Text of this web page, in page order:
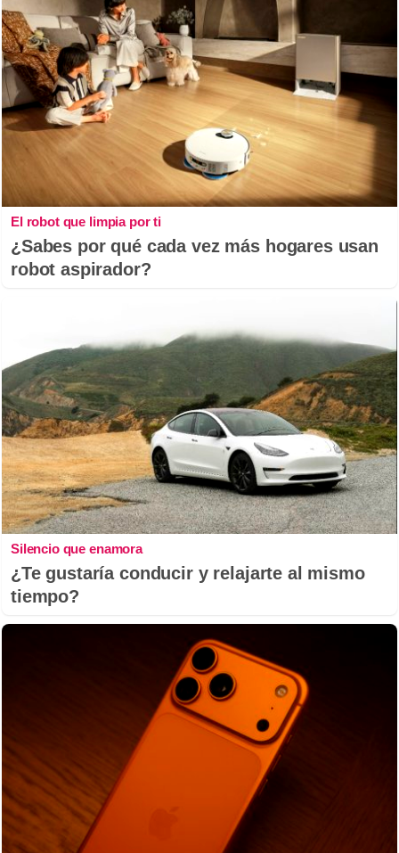
El robot que limpia por ti
¿Sabes por qué cada vez más hogares usan
robot aspirador?
Silencio que enamora
¿Te gustaría conducir y relajarte al mismo
tiempo?